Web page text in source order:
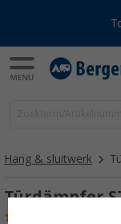
Hang & sluitwerk
Türdämpfer